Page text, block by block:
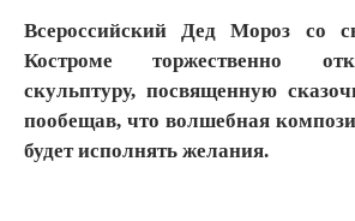
Всероссийский Дед Мороз со
Костроме торжественно
скульптуру, посвященную
пообещав, что волшебная
будет исполнять желания.